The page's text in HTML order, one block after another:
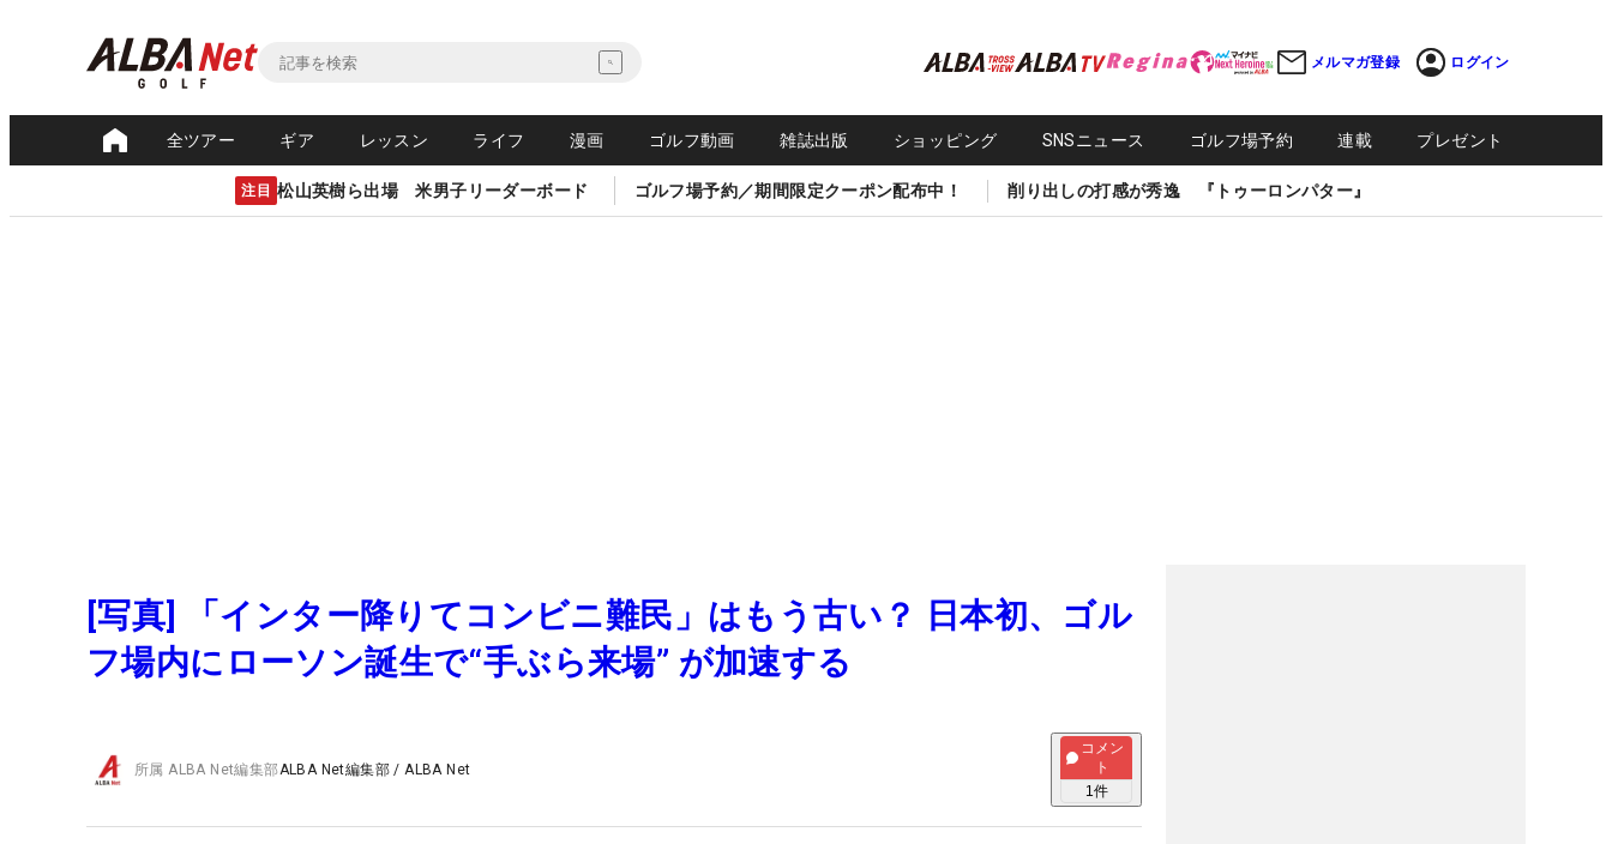
メルマガ登録 ログイン
全ツアー ギア レッスン ライフ 漫画 ゴルフ動画 雑誌出版 ショッピング SNSニュース ゴルフ場予約 連載 プレゼント
注目 松山英樹ら出場 米男子リーダーボード ゴルフ場予約／期間限定クーポン配布中！ 削り出しの打感が秀逸 『トゥーロンパター』
[写真] 「インター降りてコンビニ難民」はもう古い？ 日本初、ゴル
フ場内にローソン誕生で“手ぶら来場” が加速する
所属ALBA Net編集部ALBA Net編集部 /ALBA Net
コメン
ト
1件